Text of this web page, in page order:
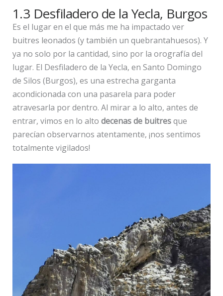
1.3 Desfiladero de la Yecla, Burgos
Es el lugar en el que más me ha impactado ver
buitres leonados (y también un quebrantahuesos). Y
ya no solo por la cantidad, sino por la orografía del
lugar. El Desfiladero de la Yecla, en Santo Domingo
de Silos (Burgos), es una estrecha garganta
acondicionada con una pasarela para poder
atravesarla por dentro. Al mirar a lo alto, antes de
entrar, vimos en lo alto decenas de buitresque
parecían observarnos atentamente, ¡nos sentimos
totalmente vigilados!